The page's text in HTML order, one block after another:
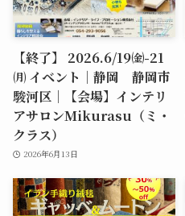
【終了】 2026.6/19㈮-21
㈪ イベント｜静岡 静岡市
駿河区｜【会場】インテリ
アサロンMikurasu（ミ・
クラス）
2026年6月13日